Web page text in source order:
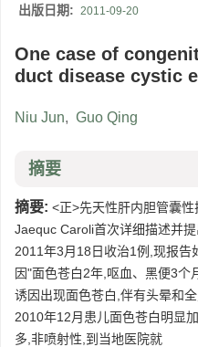
出版日期: 2011-09-20
One case of
duct disease cystic
Niu Jun, Guo Qing
摘要
摘要: <正>先天性肝内胆管囊
Jaequc Caroli首次详细描述并
2011年3月18日收治1例,现报告
因"面色苍白2年,呕血、黑便3个
诱因出现面色苍白,伴有头晕和
2010年12月患儿面色苍白明显
多,非喷射性,到当地医院就